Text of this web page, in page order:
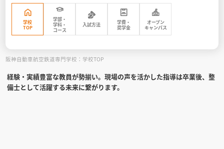
お役立ち情報
見学会WEB手引書
学校
TOP
学部・
学科・
コース
入試方法
学費・
奨学金
オープン
キャンパス
阪神自動車航空鉄道専門学校：学校TOP
経験・実績豊富な教員が勢揃い。現場の声を活かした指導は卒業後、整
備士として活躍する未来に繋がります。